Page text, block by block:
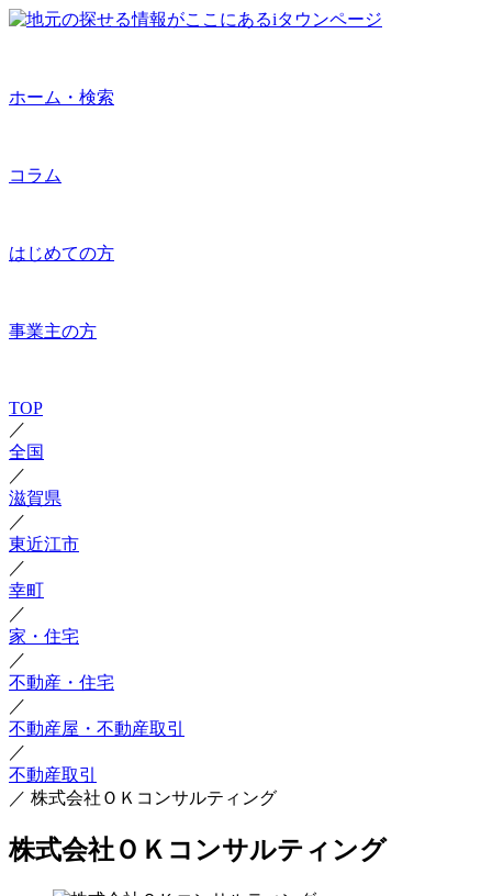
ホーム・検索
コラム
はじめての方
事業主の方
TOP
／
全国
／
滋賀県
／
東近江市
／
幸町
／
家・住宅
／
不動産・住宅
／
不動産屋・不動産取引
／
不動産取引
／ 株式会社ＯＫコンサルティング
株式会社ＯＫコンサルティング